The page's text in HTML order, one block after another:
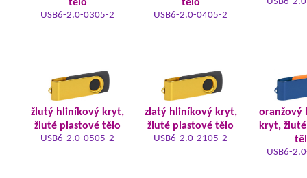
tělo
USB6-2.0-0305-2
tělo
USB6-2.0-0405-2
žlutý hliníkový kryt,
žluté plastové tělo
USB6-2.0-0505-2
zlatý hliníkový kryt,
žluté plastové tělo
USB6-2.0-2105-2
oranžový
kryt,
USB6-